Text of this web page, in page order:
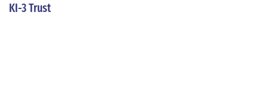
KI-3 Trust